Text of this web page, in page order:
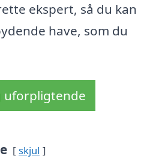
ekspert, så du kan
have, som du
uforpligtende
skjul